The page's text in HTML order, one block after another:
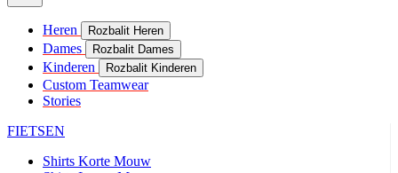
Heren Rozbalit Heren
Dames Rozbalit Dames
Kinderen Rozbalit Kinderen
Custom Teamwear
Stories
FIETSEN
Shirts Korte Mouw